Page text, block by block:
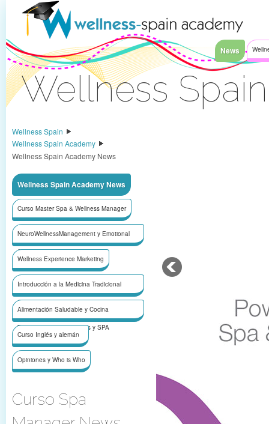
Saltar al contenido
News
Wellness
Wellness Spain
Wellness Spain Academy
Wellness Spain Academy News
Wellness Spain Academy News
Curso Master Spa & Wellness Manager
NeuroWellnessManagement y Emotional
Selling/Ventas
Wellness Experience Marketing
Introducción a la Medicina Tradicional
China
Alimentación Saludable y Cocina
Terapeútica para Wellness y SPA
Curso Inglés y alemán
Opiniones y Who is Who
Curso Spa